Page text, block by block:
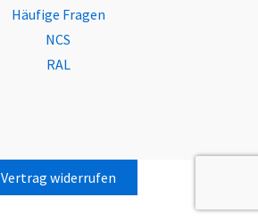
Häufige Fragen
NCS
RAL
Vertrag widerrufen